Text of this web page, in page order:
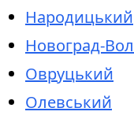
Народицький
Новоград-
Овруцький
Олевський